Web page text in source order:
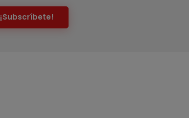
¡Subscríbete!